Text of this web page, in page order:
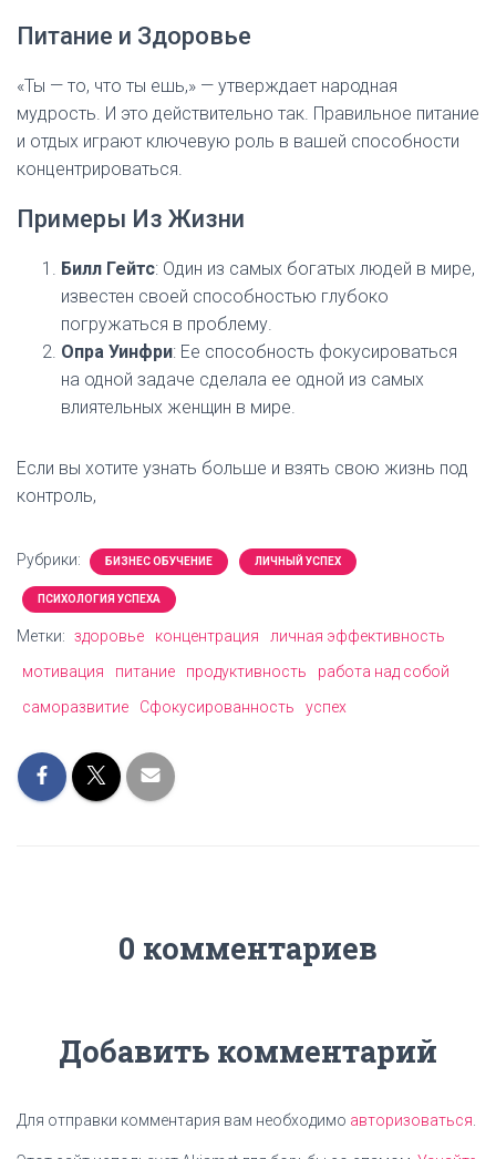
Питание и Здоровье
«Ты — то, что ты ешь,» — утверждает народная
мудрость. И это действительно так. Правильное питание
и отдых играют ключевую роль в вашей способности
концентрироваться.
Примеры Из Жизни
Билл Гейтс: Один из самых богатых людей в мире,
известен своей способностью глубоко
погружаться в проблему.
Опра Уинфри: Ее способность фокусироваться
на одной задаче сделала ее одной из самых
влиятельных женщин в мире.
Если вы хотите узнать больше и взять свою жизнь под
контроль,
Рубрики: БИЗНЕС ОБУЧЕНИЕ ЛИЧНЫЙ УСПЕХ
ПСИХОЛОГИЯ УСПЕХА
Метки: здоровье концентрация
личная эффективность
мотивация
питание продуктивность
работа над собой
саморазвитие
Сфокусированность успех
0 комментариев
Добавить комментарий
Для отправки комментария вам необходимо авторизоваться